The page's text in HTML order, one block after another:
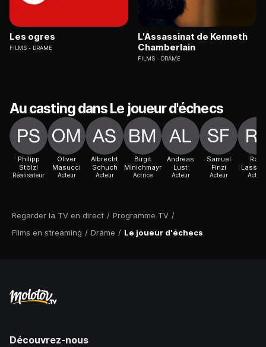
Regarder la TV en direct / Programme TV /
Films en streaming / Drame / Le joueur d'échecs
Les ogres
FILMS DRAME
L'Assassinat de Kenneth
Chamberlain
FILMS DRAME
Au casting dans Le joueur d'échecs
Philipp
Stölzl
Réalisateur
Oliver
Masucci
Acteur
Albrecht
Schuch
Acteur
Birgit
Minichmayr
Actrice
Andreas
Lust
Acteur
Samuel
Finzi
Acteur
Rolf
Acteur
Découvrez-nous